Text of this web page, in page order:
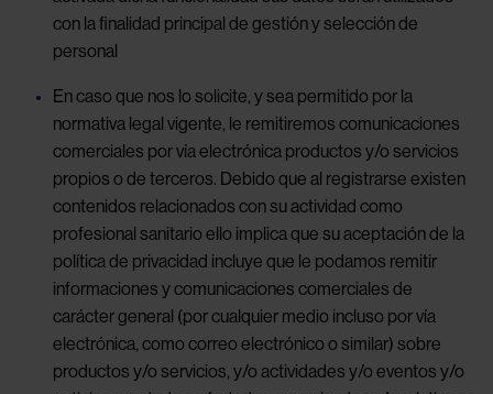
con la finalidad principal de gestión y selección de
personal
En caso que nos lo solicite, y sea permitido por la
normativa legal vigente, le remitiremos comunicaciones
comerciales por vía electrónica productos y/o servicios
propios o de terceros. Debido que al registrarse existen
contenidos relacionados con su actividad como
profesional sanitario ello implica que su aceptación de la
política de privacidad incluye que le podamos remitir
informaciones y comunicaciones comerciales de
carácter general (por cualquier medio incluso por vía
electrónica, como correo electrónico o similar) sobre
productos y/o servicios, y/o actividades y/o eventos y/o